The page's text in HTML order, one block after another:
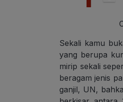
Sekali kamu
yang berupa
mirip sekali
beragam jenis
ganjil, UN,